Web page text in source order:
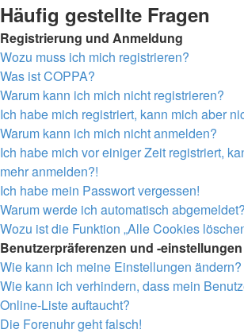
Häufig gestellte Fragen
Registrierung und Anmeldung
Wozu muss ich mich registrieren?
Was ist COPPA?
Warum kann ich mich nicht registrieren?
Ich habe mich registriert, kann mich aber
Warum kann ich mich nicht anmelden?
Ich habe mich vor einiger Zeit registriert,
mehr anmelden?!
Ich habe mein Passwort vergessen!
Warum werde ich automatisch abgemeldet?
Wozu ist die Funktion „Alle Cookies
Benutzerpräferenzen und -einstellungen
Wie kann ich meine Einstellungen ändern?
Wie kann ich verhindern, dass mein
Online-Liste auftaucht?
Die Forenuhr geht falsch!